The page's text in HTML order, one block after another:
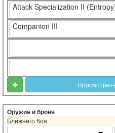
Attack Specialization II
Companion III
Оружие и броня
Ближнего боя